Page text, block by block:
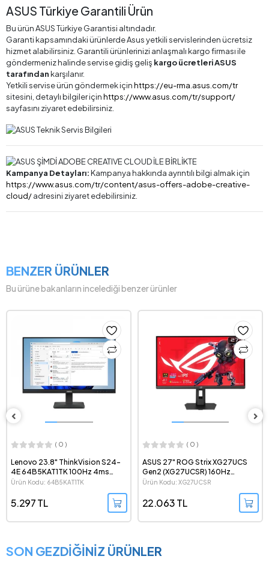
ASUS Türkiye Garantili Ürün
Bu ürün ASUS Türkiye Garantisi altındadır.
Garanti kapsamındaki ürünlerde Asus yetkili servislerinden ücretsiz
hizmet alabilirsiniz. Garantili ürünlerinizi anlaşmalı kargo firması ile
göndermeniz halinde servise gidiş geliş kargo ücretleri ASUS
tarafındankarşılanır.
Yetkili servise ürün göndermek içinhttps://eu-rma.asus.com/tr
sitesini, detaylı bilgiler içinhttps://www.asus.com/tr/support/
sayfasını ziyaret edebilirsiniz.
Kampanya Detayları:Kampanya hakkında ayrıntılı bilgi almak için
https://www.asus.com/tr/content/asus-offers-adobe-creative-
cloud/adresini ziyaret edebilirsiniz.
BENZER ÜRÜNLER
Bu ürüne bakanların incelediği benzer ürünler
( 0 )
Lenovo 23.8" ThinkVision S24-
4E 64B5KAT1TK 100Hz 4ms
1080p IPS LED Monitör
Ürün Kodu: 64B5KAT1TK
5.297 TL
( 0 )
ASUS 27" ROG Strix XG27UCS
Gen2 (XG27UCSR) 160Hz
(324Hz-1080p) 0.3ms FreeSync
Dual Mode IPS LED Monitör
Ürün Kodu: XG27UCSR
22.063 TL
SON GEZDİĞİNİZ ÜRÜNLER